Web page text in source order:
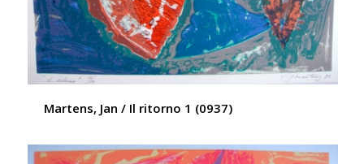
Martens, Jan / Il ritorno 1 (0937)